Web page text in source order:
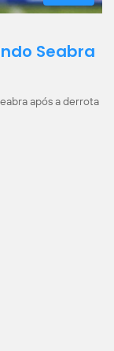
Seabra
após a derrota